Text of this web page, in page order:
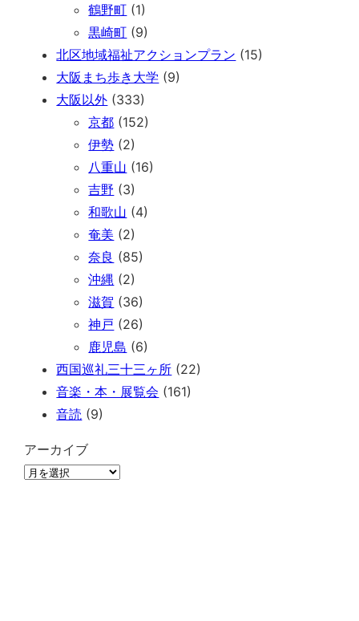
鶴野町 (1)
黒崎町 (9)
北区地域福祉アクションプラン (15)
大阪まち歩き大学 (9)
大阪以外 (333)
京都 (152)
伊勢 (2)
八重山 (16)
吉野 (3)
和歌山 (4)
奄美 (2)
奈良 (85)
沖縄 (2)
滋賀 (36)
神戸 (26)
鹿児島 (6)
西国巡礼三十三ヶ所 (22)
音楽・本・展覧会 (161)
音読 (9)
アーカイブ